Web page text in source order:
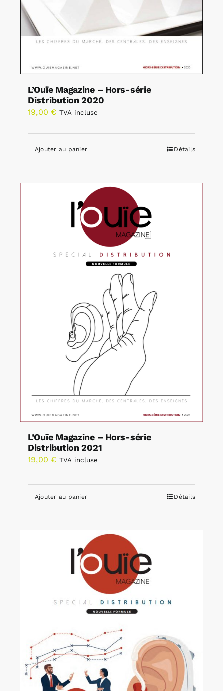
L’Ouïe Magazine – Hors-série
Distribution 2020
19,00 € TVA incluse
Ajouter au panier Détails
L’Ouïe Magazine – Hors-série
Distribution 2021
19,00 € TVA incluse
Ajouter au panier Détails